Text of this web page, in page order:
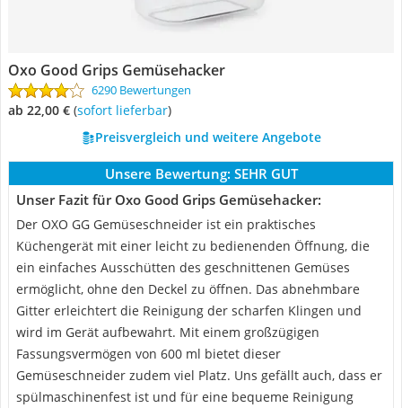
Oxo Good Grips Gemüsehacker
6290 Bewertungen
ab 22,00 € ( Sofort lieferbar)
Preisvergleich und weitere Angebote
Unsere Bewertung: SEHR GUT
Unser Fazit für Oxo Good Grips Gemüsehacker:
Der OXO GG Gemüseschneider ist ein praktisches
Küchengerät mit einer leicht zu bedienenden Öffnung, die
ein einfaches Ausschütten des geschnittenen Gemüses
ermöglicht, ohne den Deckel zu öffnen. Das abnehmbare
Gitter erleichtert die Reinigung der scharfen Klingen und
wird im Gerät aufbewahrt. Mit einem großzügigen
Fassungsvermögen von 600 ml bietet dieser
Gemüseschneider zudem viel Platz. Uns gefällt auch, dass er
spülmaschinenfest ist und für eine bequeme Reinigung